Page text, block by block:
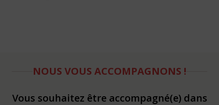
NOUS VOUS ACCOMPAGNONS !
Vous souhaitez être accompagné(e) dans